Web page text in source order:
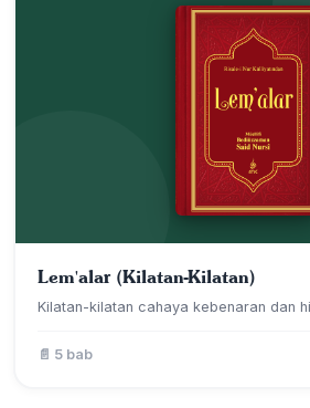
Lem'alar (Kilatan-Kilatan)
Kilatan-kilatan cahaya kebenaran dan
📄 5 bab